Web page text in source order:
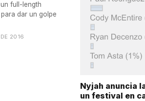
full-length
dar un golpe
2016
Nyjah anuncia
un festival en